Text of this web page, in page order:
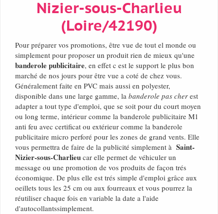
Nizier-sous-Charlieu
(Loire/42190)
Pour préparer vos promotions, être vue de tout el monde ou
simplement pour proposer un produit rien de mieux qu'une
banderole publicitaire, en effet c est le support le plus bon
marché de nos jours pour être vue a coté de chez vous.
Généralement faite en PVC mais aussi en polyester,
disponible dans une large gamme, la banderole pas cher est
adapter a tout type d'emploi, que se soit pour du court moyen
ou long terme, intérieur comme la banderole publicitaire M1
anti feu avec certificat ou extérieur comme la banderole
publicitaire micro perforé pour les zones de grand vents. Elle
vous permettra de faire de la publicité simplement à Saint-
Nizier-sous-Charlieu car elle permet de véhiculer un
message ou une promotion de vos produits de façon trés
économique. De plus elle est trés simple d'emploi grâce aux
oeillets tous les 25 cm ou aux fourreaux et vous pourrez la
réutiliser chaque fois en variable la date a l'aide
d'autocollantssimplement.